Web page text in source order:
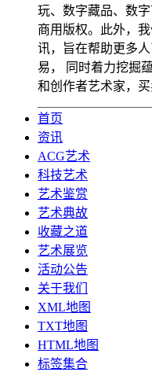
玩、数字藏品、数
商用版权。此外，
讯，旨在帮助更多
易， 同时着力挖掘
和创作者艺术家，买
首页
资讯
ACG艺术
科技艺术
艺术鉴赏
艺术典故
收藏之道
艺术展览
活动公告
关于我们
XML地图
TXT地图
HTML地图
标签集合